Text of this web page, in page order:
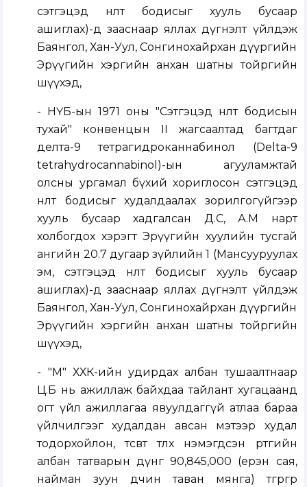
сэтгэцэд нөлөөт бодисыг хууль бусаар
ашиглах)-д зааснаар яллах дүгнэлт үйлдэж
Баянгол, Хан-Уул, Сонгинохайрхан дүүргийн
Эрүүгийн хэргийн анхан шатны тойргийн
шүүхэд,
- НҮБ-ын 1971 оны "Сэтгэцэд нөлөөт бодисын
тухай" конвенцын II жагсаалтад багтдаг
делта-9 тетрагидроканнабинол (Delta-9
tetrahydrocannabinol)-ын агууламжтай
олсны ургамал бүхий хориглосон сэтгэцэд
нөлөөт бодисыг худалдаалах зорилгогүйгээр
хууль бусаар хадгалсан Д.С, А.М нарт
холбогдох хэрэгт Эрүүгийн хуулийн тусгай
ангийн 20.7 дугаар зүйлийн 1 (Мансууруулах
эм, сэтгэцэд нөлөөт бодисыг хууль бусаар
ашиглах)-д зааснаар яллах дүгнэлт үйлдэж
Баянгол, Хан-Уул, Сонгинохайрхан дүүргийн
Эрүүгийн хэргийн анхан шатны тойргийн
шүүхэд,
- "М" ХХК-ийн удирдах албан тушаалтнаар
Ц.Б нь ажиллаж байхдаа тайлант хугацаанд
огт үйл ажиллагаа явуулдаггүй атлаа бараа
үйлчилгээг худалдан авсан мэтээр худал
тодорхойлон, төсөвт төлөх нэмэгдсэн өртгийн
албан татварын дүнг 90,845,000 (ерэн сая,
найман зуун дөчин таван мянга) төгрөгөөр